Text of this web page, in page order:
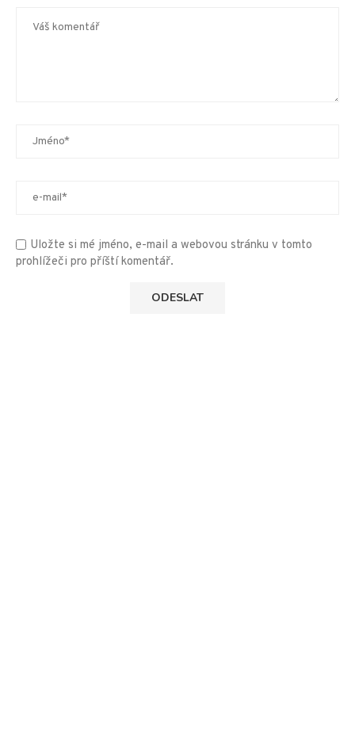
Uložte si mé jméno, e-mail a webovou stránku v tomto
prohlížeči pro příští komentář.